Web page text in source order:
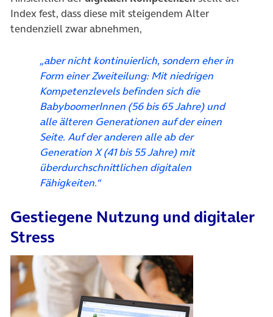
Index fest, dass diese mit steigendem Alter
tendenziell zwar abnehmen,
„aber nicht kontinuierlich, sondern eher in
Form einer Zweiteilung: Mit niedrigen
Kompetenzlevels befinden sich die
BabyboomerInnen (56 bis 65 Jahre) und
alle älteren Generationen auf der einen
Seite. Auf der anderen alle ab der
Generation X (41 bis 55 Jahre) mit
überdurchschnittlichen digitalen
Fähigkeiten.“
Gestiegene Nutzung und digitaler
Stress